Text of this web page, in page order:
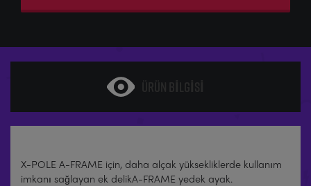
X-POLE A-FRAME için, daha alçak yüksekliklerde kullanım
imkanı sağlayan ek delikA-FRAME yedek ayak.